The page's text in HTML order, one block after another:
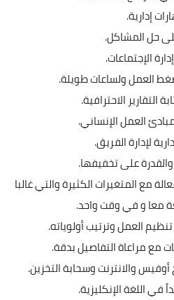
إدارية.
حل المشاكل.
الإجتماعات.
العمل ولساعات طويلة.
التقارير الاحترافية.
العمل الإنساني.
لإدارة الفريق.
على تخفيفها.
مع المتغيرات الكثيرة والتي غالبا
معا و في وقت واحد.
العمل وترتيب أولوياته.
مع مراعاة التفاصيل بدقة.
والانترنت وسحابة التخزين.
اللغة الإنكليزية.